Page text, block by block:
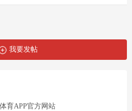
我要发帖
育APP官方网站